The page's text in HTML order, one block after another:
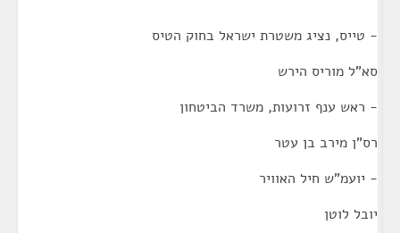
- טייס, נציג משטרת ישראל בחוק הטיס
סא"ל מוריס הירש
- ראש ענף זרועות, משרד הביטחון
רס"ן מירב בן עטר
- יועמ"ש חיל האוויר
יובל לוטן